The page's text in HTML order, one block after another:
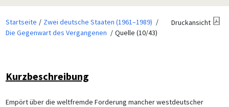
Startseite
Zwei deutsche Staaten (1961–1989)
Die Gegenwart des Vergangenen
Quelle (10/43)
Druckansicht
Kurzbeschreibung
Empört über die weltfremde Forderung mancher westdeutscher